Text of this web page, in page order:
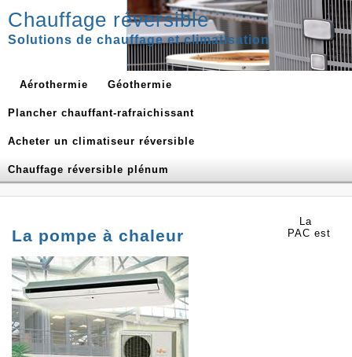
Chauffage réversible
Solutions de chauffage et climatisation
Aérothermie Géothermie
Plancher chauffant-rafraichissant
Acheter un climatiseur réversible
Chauffage réversible plénum
La pompe à chaleur
La
PAC est